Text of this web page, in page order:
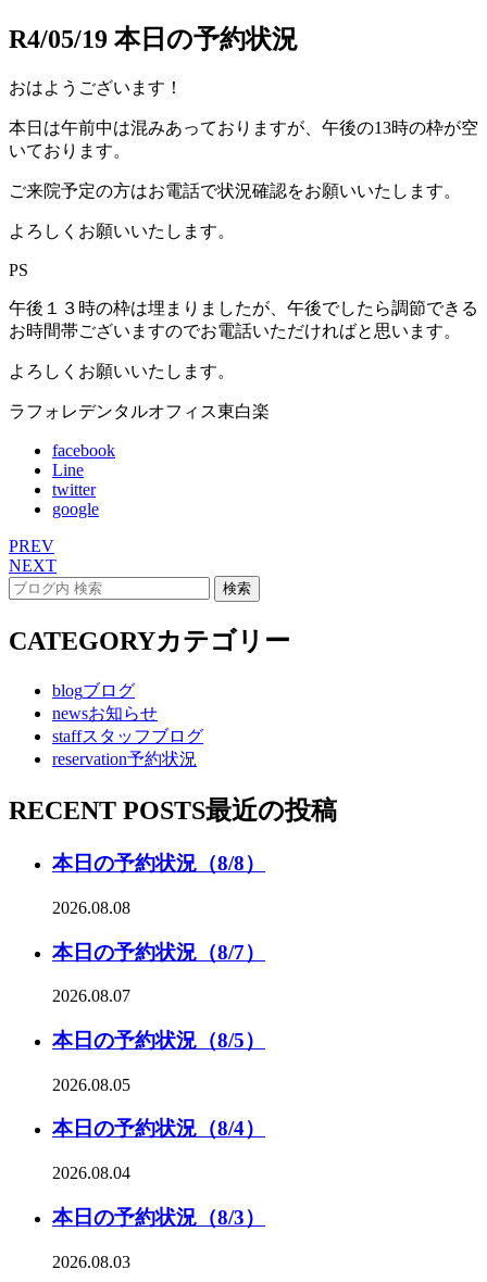
R4/05/19 本日の予約状況
おはようございます！
本日は午前中は混みあっておりますが、午後の13時の枠が空
いております。
ご来院予定の方はお電話で状況確認をお願いいたします。
よろしくお願いいたします。
PS
午後１３時の枠は埋まりましたが、午後でしたら調節できる
お時間帯ございますのでお電話いただければと思います。
よろしくお願いいたします。
ラフォレデンタルオフィス東白楽
facebook
Line
twitter
google
PREV
NEXT
CATEGORYカテゴリー
blogブログ
newsお知らせ
staffスタッフブログ
reservation予約状況
RECENT POSTS最近の投稿
本日の予約状況（8/8）
2026.08.08
本日の予約状況（8/7）
2026.08.07
本日の予約状況（8/5）
2026.08.05
本日の予約状況（8/4）
2026.08.04
本日の予約状況（8/3）
2026.08.03